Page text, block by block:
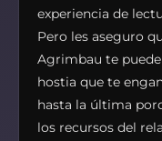
experiencia de
Pero les aseguro
Agrimbau te
hostia que te
hasta la última
los recursos del